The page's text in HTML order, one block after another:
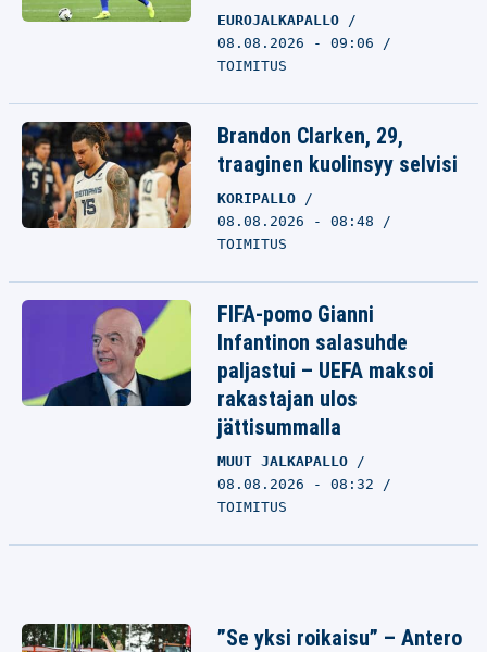
EUROJALKAPALLO
08.08.2026 - 09:06
TOIMITUS
Brandon Clarken, 29,
traaginen kuolinsyy selvisi
KORIPALLO
08.08.2026 - 08:48
TOIMITUS
FIFA-pomo Gianni
Infantinon salasuhde
paljastui – UEFA maksoi
rakastajan ulos
jättisummalla
MUUT JALKAPALLO
08.08.2026 - 08:32
TOIMITUS
”Se yksi roikaisu” – Antero